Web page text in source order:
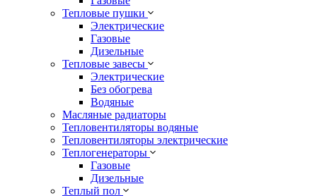
Тепловые пушки
Электрические
Газовые
Дизельные
Тепловые завесы
Электрические
Без обогрева
Водяные
Масляные радиаторы
Тепловентиляторы водяные
Тепловентиляторы электрические
Теплогенераторы
Газовые
Дизельные
Теплый пол